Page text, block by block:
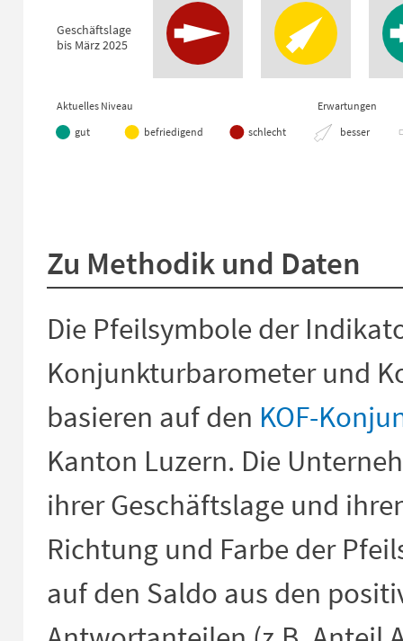
Geschäftslage
bis März 2025
Aktuelles Niveau
Erwartungen
gut
befriedigend schlecht besser
Zu Methodik und Daten
Die Pfeilsymbole der
Konjunkturbarometer und
basieren auf den KOF-
Kanton Luzern. Die
ihrer Geschäftslage und
Richtung und Farbe der
auf den Saldo aus den